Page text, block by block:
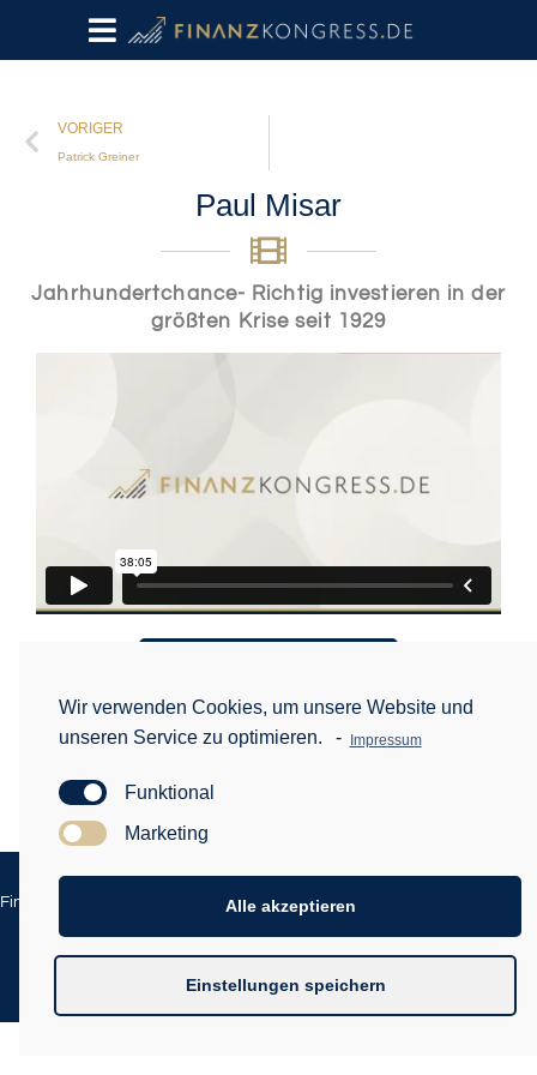
VORIGER
Patrick Greiner
Paul Misar
Jahrhundertchance- Richtig investieren in der
größten Krise seit 1929
Zurück zur Übersicht
Finanzkongress Made by Digital Beat GmbH |Impressum
|Weitere Themen
Wir verwenden Cookies, um unsere Website und
unseren Service zu optimieren.
- Impressum
Funktional
Marketing
Alle akzeptieren
Einstellungen speichern